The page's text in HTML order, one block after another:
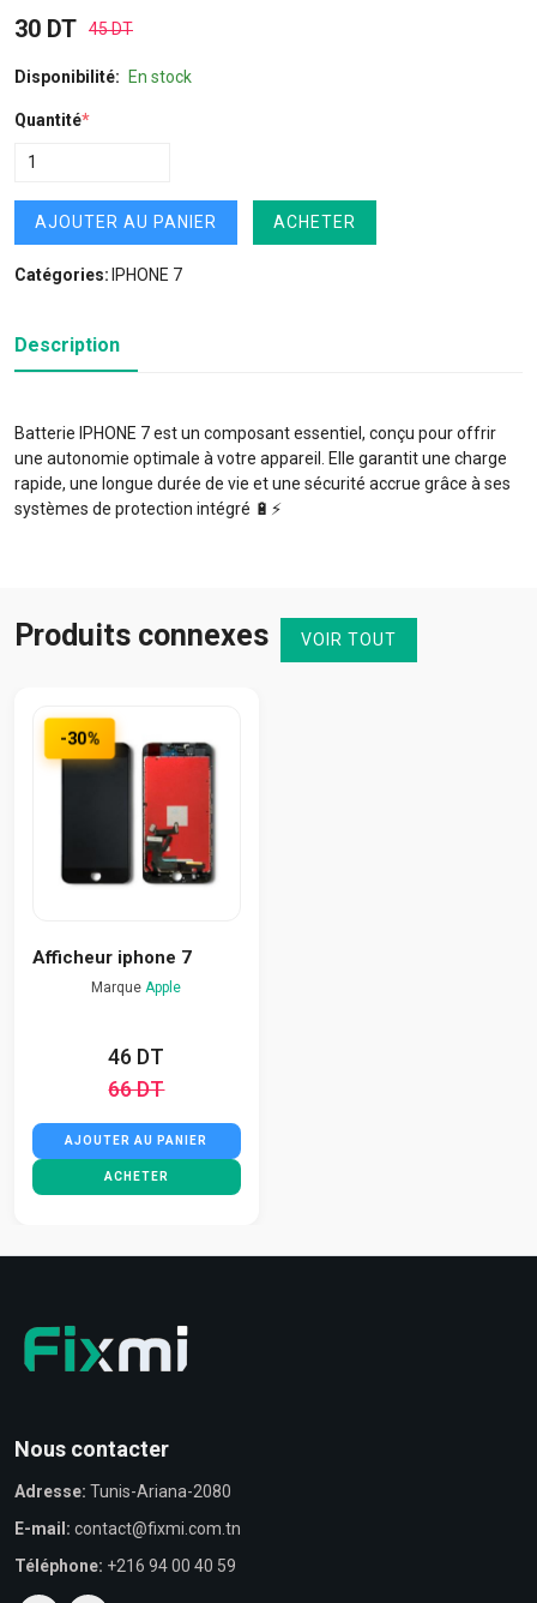
30 DT 45 DT
Disponibilité: En stock
Quantité*
AJOUTER AU PANIER ACHETER
Catégories: IPHONE 7
Description
Batterie IPHONE 7 est un composant essentiel, conçu pour offrir
une autonomie optimale à votre appareil. Elle garantit une charge
rapide, une longue durée de vie et une sécurité accrue grâce à ses
systèmes de protection intégré 🔋⚡️
Produits connexes VOIR TOUT
-30%
Afficheur iphone 7
MarqueApple
46 DT
66 DT
AJOUTER AU PANIER
ACHETER
Nous contacter
Adresse: Tunis-Ariana-2080
E-mail: contact@fixmi.com.tn
Téléphone: +216 94 00 40 59